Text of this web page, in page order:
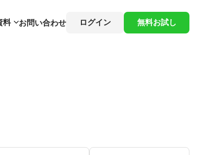
料 お問い合わせ ログイン 無料お試し